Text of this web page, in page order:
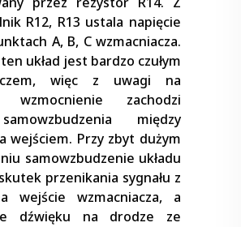
R12, R13 ustala napięcie
A, B, C wzmacniacza.
układ jest bardzo czułym
więc z uwagi na
wzmocnienie zachodzi
między
wejściem. Przy zbyt dużym
samowzbudzenie układu
przenikania sygnału z
wejście wzmacniacza, a
dźwięku na drodze ze